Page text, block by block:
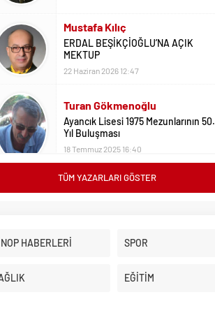
Mustafa Kılıç
ERDAL BEŞİKÇİOĞLU’NA AÇIK
MEKTUP
22 Haziran 2026 12:47
Turan Gökmenoğlu
Ayancık Lisesi 1975 Mezunlarının 50.
Yıl Buluşması
18 Temmuz 2025 16:40
Adil Yıldız
Üniversite Tercihleri İçin Öneriler
TÜM YAZARLARI GÖSTER
HABERLERİ SPOR
EĞİTİM